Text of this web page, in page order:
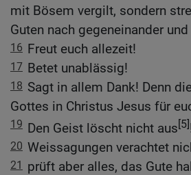
mit Bösem vergilt, sondern
Guten nach gegeneinander
16 Freut euch allezeit!
17 Betet unablässig!
18 Sagt in allem Dank! Denn
Gottes in Christus Jesus für
19 Den Geist löscht nicht aus[5]
20 Weissagungen verachtet
21 prüft aber alles, das Gute